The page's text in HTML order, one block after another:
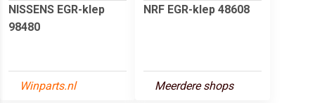
NISSENS EGR-klep
98480
Winparts.nl
NRF EGR-klep 48608
Meerdere shops